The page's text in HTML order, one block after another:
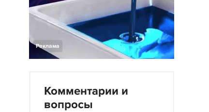
Реклама
Комментарии и
вопросы